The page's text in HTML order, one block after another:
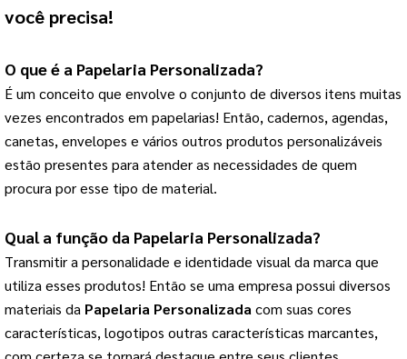
você precisa!
O que é a Papelaria Personalizada?
É um conceito que envolve o conjunto de diversos itens muitas
vezes encontrados em papelarias! Então, cadernos, agendas,
canetas, envelopes e vários outros produtos personalizáveis
estão presentes para atender as necessidades de quem
procura por esse tipo de material.
Qual a função da Papelaria Personalizada?
Transmitir a personalidade e identidade visual da marca que
utiliza esses produtos! Então se uma empresa possui diversos
materiais da Papelaria Personalizada com suas cores
características, logotipos outras características marcantes,